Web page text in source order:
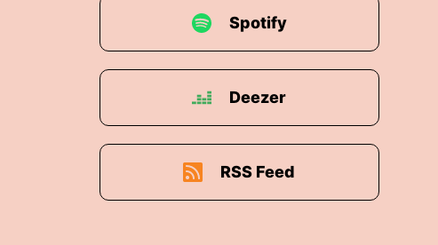
Spotify
Deezer
RSS Feed